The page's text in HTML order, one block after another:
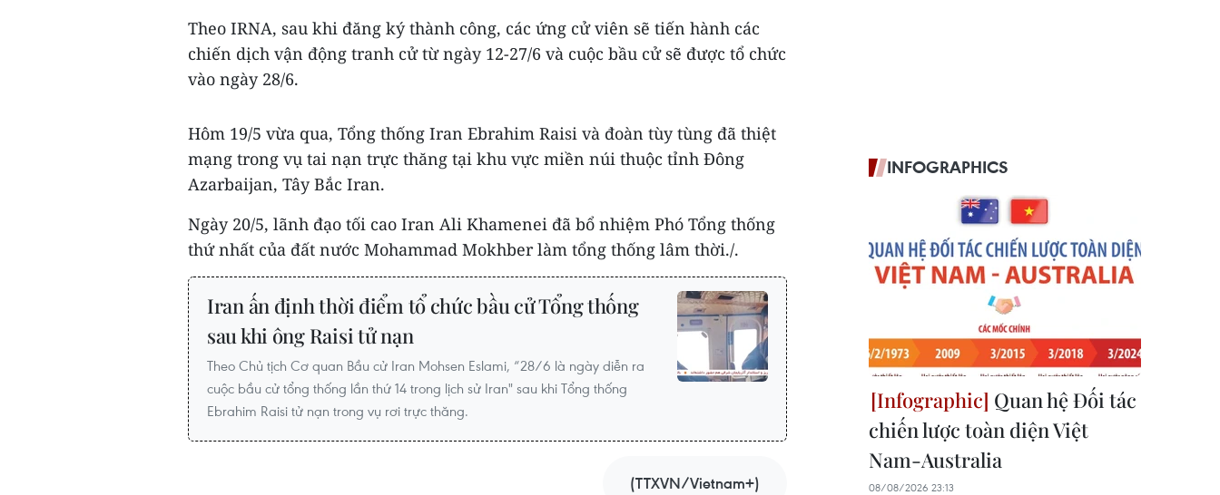
Theo IRNA, sau khi đăng ký thành công, các ứng cử viên sẽ tiến hành các
chiến dịch vận động tranh cử từ ngày 12-27/6 và cuộc bầu cử sẽ được tổ chức
vào ngày 28/6.
Hôm 19/5 vừa qua, Tổng thống Iran Ebrahim Raisi và đoàn tùy tùng đã thiệt
mạng trong vụ tai nạn trực thăng tại khu vực miền núi thuộc tỉnh Đông
Azarbaijan, Tây Bắc Iran.
Ngày 20/5, lãnh đạo tối cao Iran Ali Khamenei đã bổ nhiệm Phó Tổng thống
thứ nhất của đất nước Mohammad Mokhber làm tổng thống lâm thời./.
Iran ấn định thời điểm tổ chức bầu cử Tổng thống
sau khi ông Raisi tử nạn
Theo Chủ tịch Cơ quan Bầu cử Iran Mohsen Eslami, “28/6 là ngày diễn ra
cuộc bầu cử tổng thống lần thứ 14 trong lịch sử Iran" sau khi Tổng thống
Ebrahim Raisi tử nạn trong vụ rơi trực thăng.
(TTXVN/Vietnam+)
INFOGRAPHICS
Quan hệ Đối tác
chiến lược toàn diện Việt
Nam-Australia
08/08/2026 23:13